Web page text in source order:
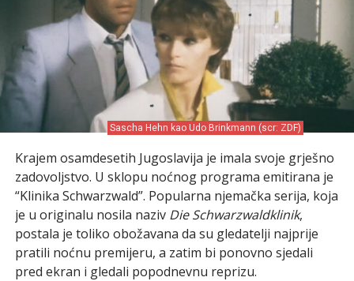
Sascha Hehn kao Udo Brinkmann (scr: ZDF)
Krajem osamdesetih Jugoslavija je imala svoje grješno
zadovoljstvo. U sklopu noćnog programa emitirana je
“Klinika Schwarzwald”. Popularna njemačka serija, koja
je u originalu nosila naziv Die Schwarzwaldklinik,
postala je toliko obožavana da su gledatelji najprije
pratili noćnu premijeru, a zatim bi ponovno sjedali
pred ekran i gledali popodnevnu reprizu.